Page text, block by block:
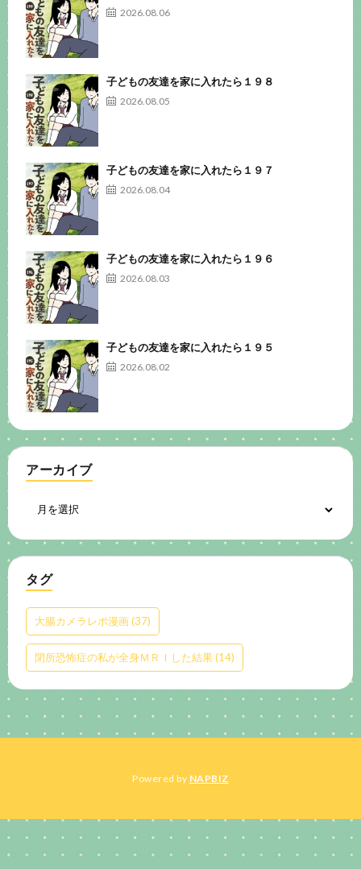
2026.08.06
子どもの友達を家に入れたら１９８
2026.08.05
子どもの友達を家に入れたら１９７
2026.08.04
子どもの友達を家に入れたら１９６
2026.08.03
子どもの友達を家に入れたら１９５
2026.08.02
アーカイブ
タグ
大腸カメラレポ漫画(37)
閉所恐怖症の私が全身ＭＲＩした結果(14)
Powered by NAPBIZ